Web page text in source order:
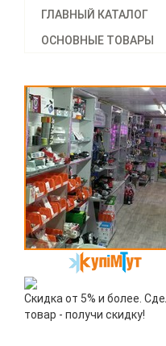
ГЛАВНЫЙ КАТАЛОГ
ОСНОВНЫЕ ТОВАРЫ
Скидка от 5% и более.
товар - получи скидку!